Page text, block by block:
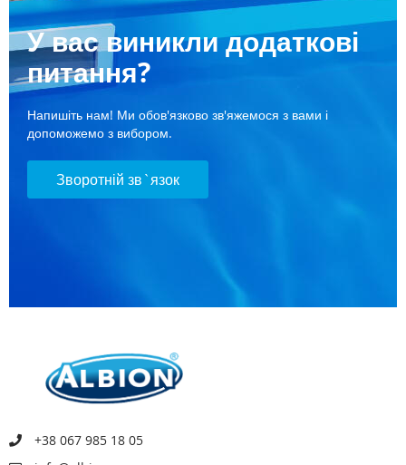
У вас виникли додаткові
питання?
Напишіть нам! Ми обов'язково зв'яжемося з вами і
допоможемо з вибором.
Зворотній зв`язок
+38 067 985 18 05